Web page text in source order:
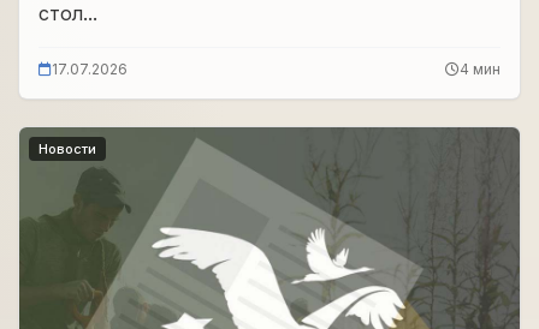
стол...
17.07.2026 4 мин
Новости